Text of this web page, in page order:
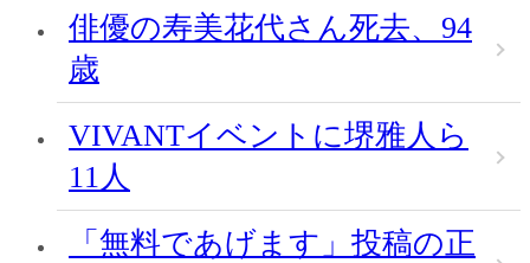
俳優の寿美花代さん死去、94
歳
VIVANTイベントに堺雅人ら
11人
「無料であげます」投稿の正